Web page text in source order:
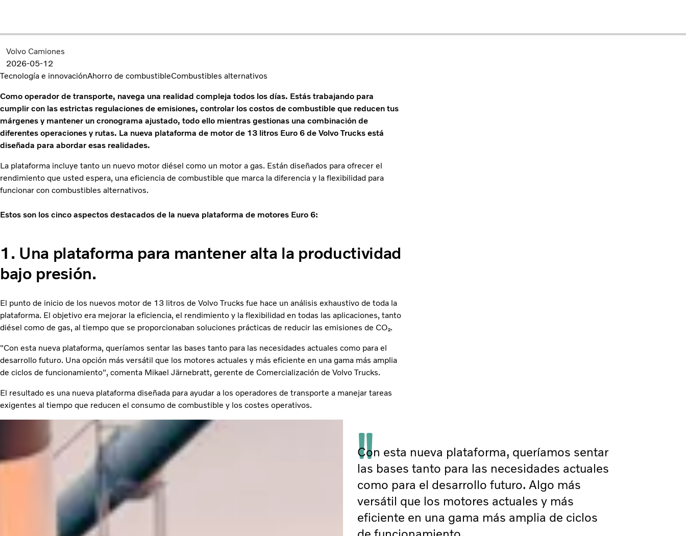
Volvo Camiones
2026-05-12
Tecnología e innovaciónAhorro de combustibleCombustibles alternativos
Como operador de transporte, navega una realidad compleja todos los días. Estás trabajando para
cumplir con las estrictas regulaciones de emisiones, controlar los costos de combustible que reducen tus
márgenes y mantener un cronograma ajustado, todo ello mientras gestionas una combinación de
diferentes operaciones y rutas. La nueva plataforma de motor de 13 litros Euro 6 de Volvo Trucks está
diseñada para abordar esas realidades.
La plataforma incluye tanto un nuevo motor diésel como un motor a gas. Están diseñados para ofrecer el
rendimiento que usted espera, una eficiencia de combustible que marca la diferencia y la flexibilidad para
funcionar con combustibles alternativos.
Estos son los cinco aspectos destacados de la nueva plataforma de motores Euro 6:
1. Una plataforma para mantener alta la productividad
bajo presión.
El punto de inicio de los nuevos motor de 13 litros de Volvo Trucks fue hace un análisis exhaustivo de toda la
plataforma. El objetivo era mejorar la eficiencia, el rendimiento y la flexibilidad en todas las aplicaciones, tanto
diésel como de gas, al tiempo que se proporcionaban soluciones prácticas de reducir las emisiones de CO₂.
"Con esta nueva plataforma, queríamos sentar las bases tanto para las necesidades actuales como para el
desarrollo futuro. Una opción más versátil que los motores actuales y más eficiente en una gama más amplia
de ciclos de funcionamiento", comenta Mikael Järnebratt, gerente de Comercialización de Volvo Trucks.
El resultado es una nueva plataforma diseñada para ayudar a los operadores de transporte a manejar tareas
exigentes al tiempo que reducen el consumo de combustible y los costes operativos.
Con esta nueva plataforma, queríamos sentar
las bases tanto para las necesidades actuales
como para el desarrollo futuro. Algo más
versátil que los motores actuales y más
eficiente en una gama más amplia de ciclos